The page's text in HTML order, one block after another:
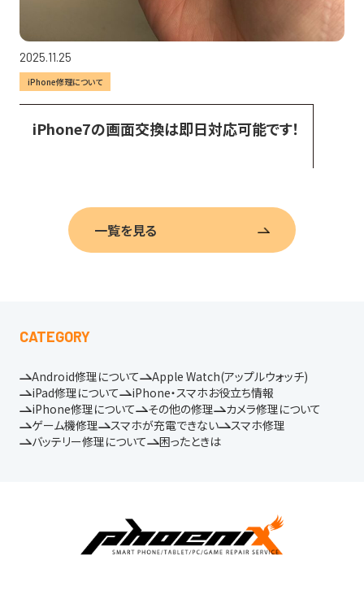
2025.11.25
iPhone修理について
iPhone7の画面交換は即日対応可能です！
一覧を見る
CATEGORY
Android修理について
Apple Watch(アップルウォッチ)
iPad修理について
iPhone・スマホお役立ち情報
iPhone修理について
その他の修理
カメラ修理について
ゲーム機修理
スマホが充電できない
スマホ修理
バッテリー修理について
困ったときは